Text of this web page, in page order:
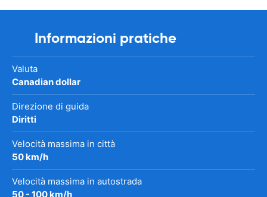
Informazioni pratiche
Valuta
Canadian dollar
Direzione di guida
Diritti
Velocità massima in città
50 km/h
Velocità massima in autostrada
50 - 100 km/h